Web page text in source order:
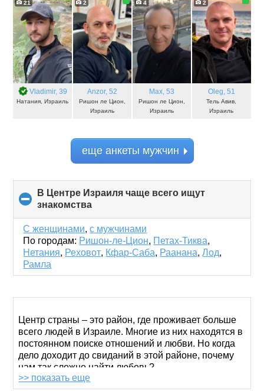
21
Vladimir, 39
Натания, Израиль
2
Anzor, 52
Ришон ле Цион,
Израиль
4
Max, 53
Ришон ле Цион,
Израиль
2
Oleg, 51
Тель Авив,
Израиль
еще анкеты мужчин
В Центре Израиля чаще всего ищут
знакомства
to
collapse
contents
С женщинами,с мужчинами
По городам: Ришон-ле-Цион, Петах-Тиква,
Нетания, Реховот, Кфар-Саба, Раанана,Лод,
Рамла
Центр страны – это район, где проживает больше
всего людей в Израиле. Многие из них находятся в
постоянном поиске отношений и любви. Но когда
дело доходит до свиданий в этой районе, почему
нам так сложно найти любовь?
>> показать еще